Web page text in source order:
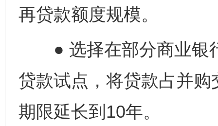
再贷款额度规模。
● 选择在部分商业银
贷款试点，将贷款占并
期限延长到10年。